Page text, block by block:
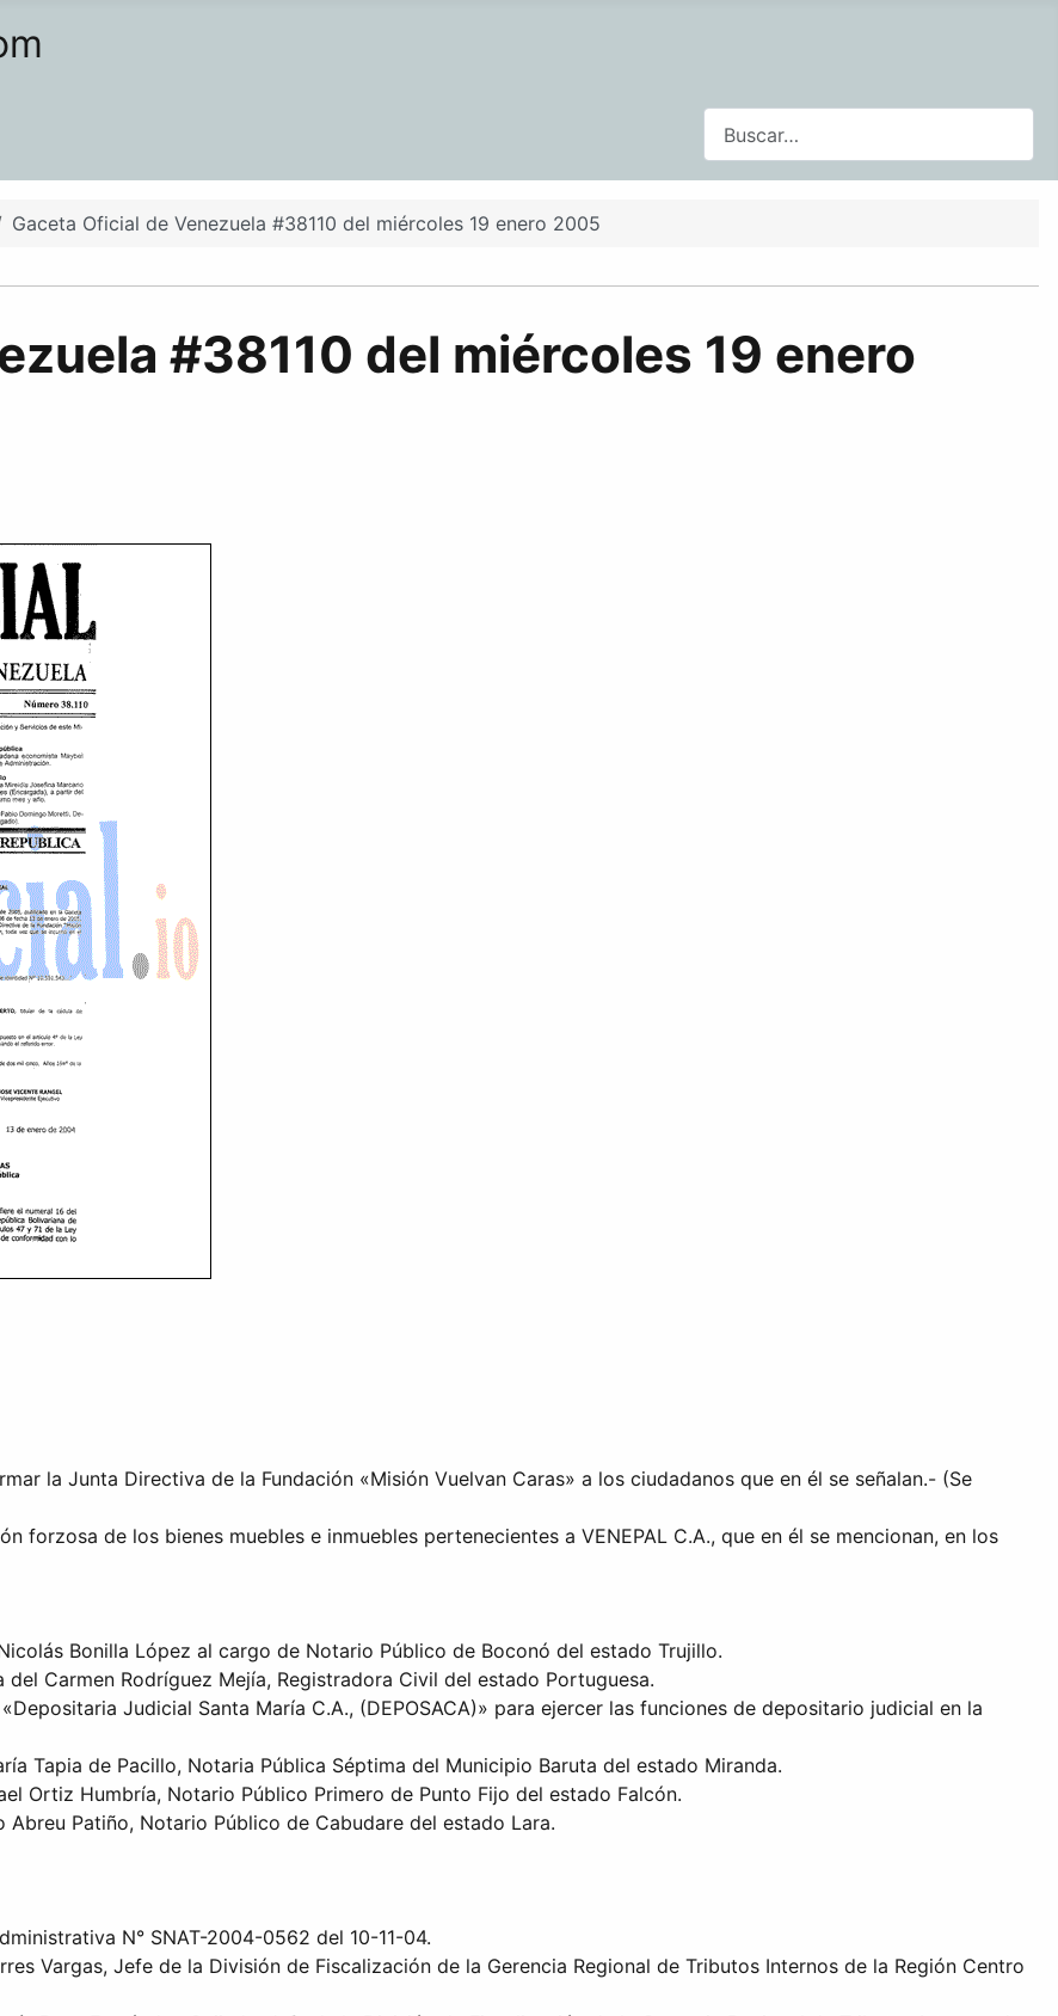
Gaceta Oficial de Venezuela #38110 del miércoles 19 enero 2005
#38110 del miércoles 19 enero
la Junta Directiva de la Fundación «Misión Vuelvan Caras» a los ciudadanos que en él se señalan.- (Se
forzosa de los bienes muebles e inmuebles pertenecientes a VENEPAL C.A., que en él se mencionan, en los
Bonilla López al cargo de Notario Público de Boconó del estado Trujillo.
Carmen Rodríguez Mejía, Registradora Civil del estado Portuguesa.
Judicial Santa María C.A., (DEPOSACA)» para ejercer las funciones de depositario judicial en la
Tapia de Pacillo, Notaria Pública Séptima del Municipio Baruta del estado Miranda.
Ortiz Humbría, Notario Público Primero de Punto Fijo del estado Falcón.
Patiño, Notario Público de Cabudare del estado Lara.
N° SNAT-2004-0562 del 10-11-04.
Vargas, Jefe de la División de Fiscalización de la Gerencia Regional de Tributos Internos de la Región Centro